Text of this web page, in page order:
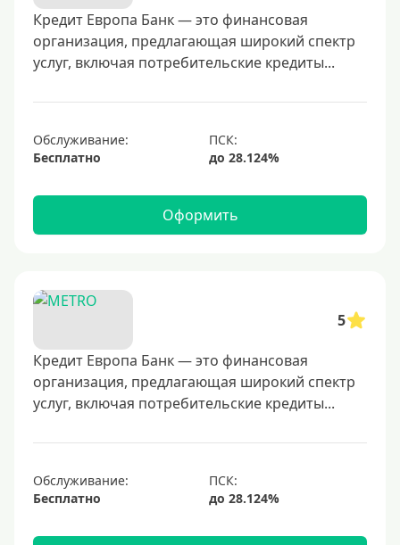
40000 руб
50000 руб
60000 руб
70000 руб
100000 руб
350000 руб
500000 руб
600000 руб
700000 руб
1000000 руб
С небольшим лимитом
С большим лимитом
Кредит Европа Банк — это финансовая
организация, предлагающая широкий спектр
услуг, включая потребительские кредиты...
Обслуживание:
Бесплатно
Оформить
5
Кредит Европа Банк — это финансовая
организация, предлагающая широкий спектр
услуг, включая потребительские кредиты...
Обслуживание:
Бесплатно